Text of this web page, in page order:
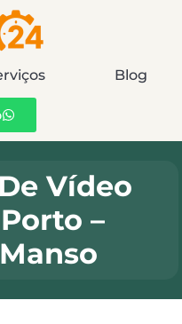
Blog
Vídeo
–